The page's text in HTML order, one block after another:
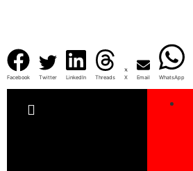
Facebook Twitter LinkedIn Threads X Email WhatsApp